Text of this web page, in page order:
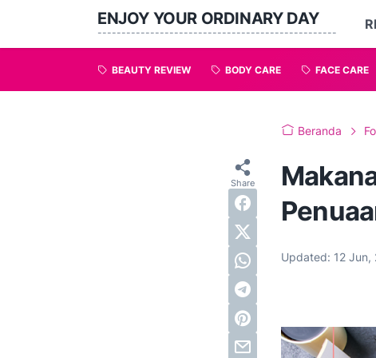
ENJOY YOUR ORDINARY DAY
--------------------------------------------------
BEAUTY REVIEW BODY CARE FACE CARE
Beranda
Updated: 12 Jun,